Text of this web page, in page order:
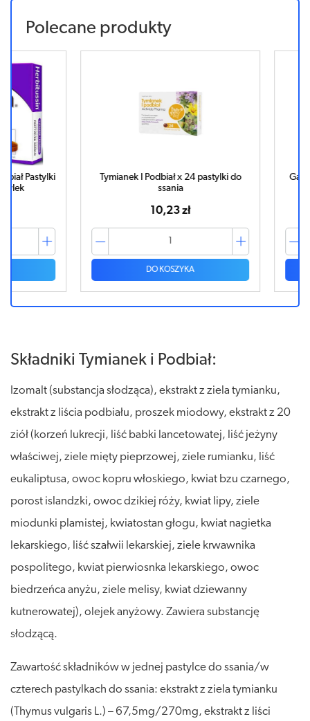
Polecane produkty
Pastylki
Tymianek I Podbiał x 24 pastylki do
ssania
10,23 zł
DO KOSZYKA
Gardlox
Składniki Tymianek i Podbiał:
Izomalt (substancja słodząca), ekstrakt z ziela tymianku,
ekstrakt z liścia podbiału, proszek miodowy, ekstrakt z 20
ziół (korzeń lukrecji, liść babki lancetowatej, liść jeżyny
właściwej, ziele mięty pieprzowej, ziele rumianku, liść
eukaliptusa, owoc kopru włoskiego, kwiat bzu czarnego,
porost islandzki, owoc dzikiej róży, kwiat lipy, ziele
miodunki plamistej, kwiatostan głogu, kwiat nagietka
lekarskiego, liść szałwii lekarskiej, ziele krwawnika
pospolitego, kwiat pierwiosnka lekarskiego, owoc
biedrzeńca anyżu, ziele melisy, kwiat dziewanny
kutnerowatej), olejek anyżowy. Zawiera substancję
słodzącą.
Zawartość składników w jednej pastylce do ssania/w
czterech pastylkach do ssania: ekstrakt z ziela tymianku
(Thymus vulgaris L.) – 67,5mg/270mg, ekstrakt z liści